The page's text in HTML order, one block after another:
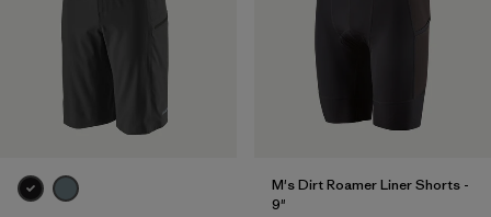
M's Dirt Roamer Liner Shorts -
9"